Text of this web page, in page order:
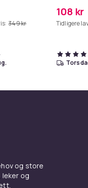
349 kr
108 kr
Tidligere
og store
leker og